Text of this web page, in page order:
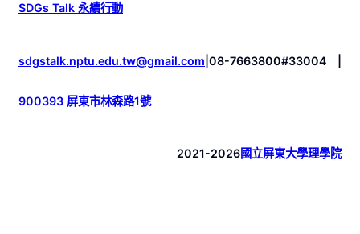
SDGs Talk 永續行動
sdgstalk.nptu.edu.tw@gmail.com 08-7663800#33004
900393 屏東市林森路1號
2021-2026國立屏東大學理學院